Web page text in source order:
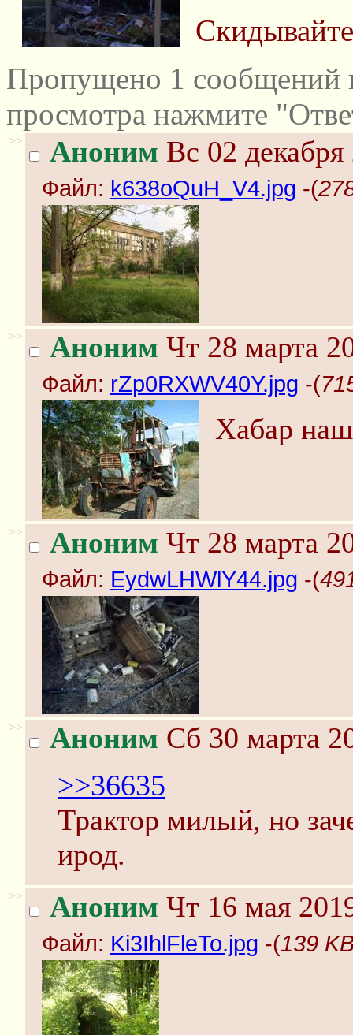
Пропущено 1 сообщений
просмотра нажмите
>> Аноним Вс 02
Файл: k638oQuH_V4.jpg -(
>> Аноним Чт 28 марта
Файл: rZp0RXWV40Y.jpg -(
Хабар
>> Аноним Чт 28 марта
Файл: EydwLHWlY44.jpg -(
>> Аноним Сб 30 марта
>>36635
Трактор милый, но
ирод.
>> Аноним Чт 16 мая
Файл: Ki3IhlFleTo.jpg -(139